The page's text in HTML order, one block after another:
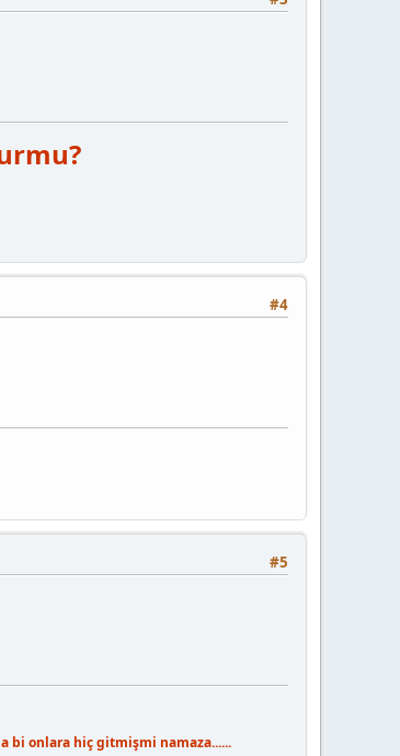
#4
#5
bi onlara hiç gitmişmi namaza......